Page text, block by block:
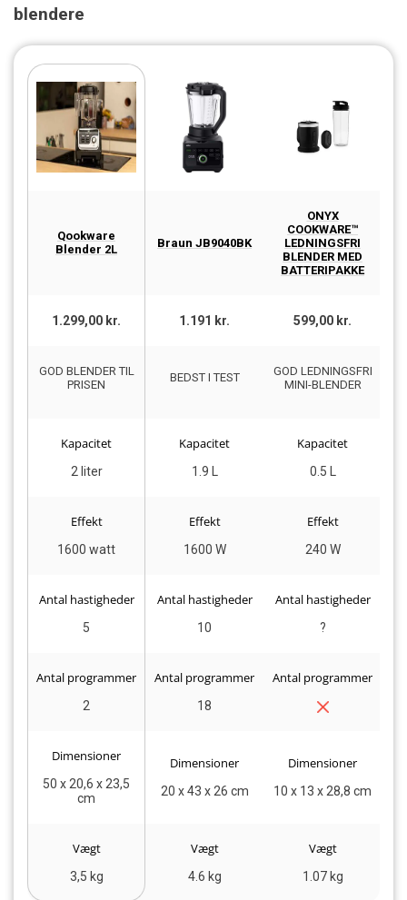
blendere
Qookware
Blender 2L
Braun JB9040BK
ONYX
COOKWARE™
LEDNINGSFRI
BLENDER MED
BATTERIPAKKE
1.299,00 kr. 1.191 kr. 599,00 kr.
GOD BLENDER TIL
PRISEN
BEDST I TEST
GOD LEDNINGSFRI
MINI-BLENDER
Kapacitet
2 liter
Kapacitet
1.9 L
Kapacitet
0.5 L
Effekt
1600 watt
Effekt
1600 W
Effekt
240 W
Antal hastigheder
5
Antal hastigheder
10
Antal hastigheder
?
Antal programmer
2
Antal programmer
18
Antal programmer
Dimensioner
50 x 20,6 x 23,5
cm
Dimensioner
20 x 43 x 26 cm
Dimensioner
10 x 13 x 28,8 cm
Vægt
3,5 kg
Vægt
4.6 kg
Vægt
1.07 kg